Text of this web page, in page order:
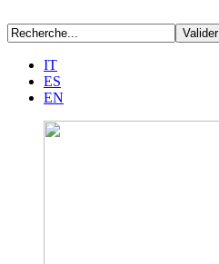
IT
ES
EN